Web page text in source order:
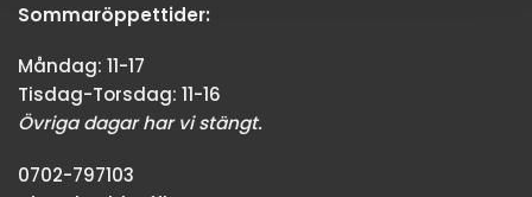
Sommaröppettider:
Måndag: 11-17
Tisdag-Torsdag: 11-16
Övriga dagar har vi stängt.
0702-797103